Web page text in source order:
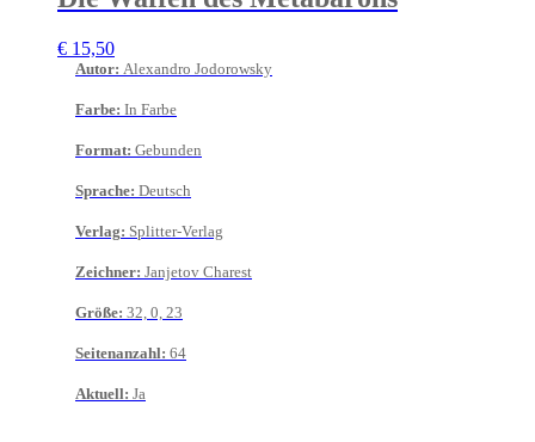
€ 15,50
Autor: Alexandro Jodorowsky
Farbe: In Farbe
Format: Gebunden
Sprache: Deutsch
Verlag: Splitter-Verlag
Zeichner: Janjetov Charest
Größe: 32, 0, 23
Seitenanzahl: 64
Aktuell: Ja